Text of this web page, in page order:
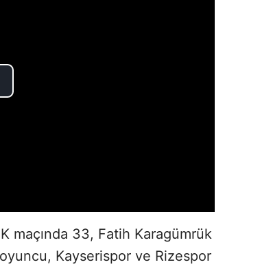
maçında 33, Fatih Karagümrük
Kayserispor ve Rizespor